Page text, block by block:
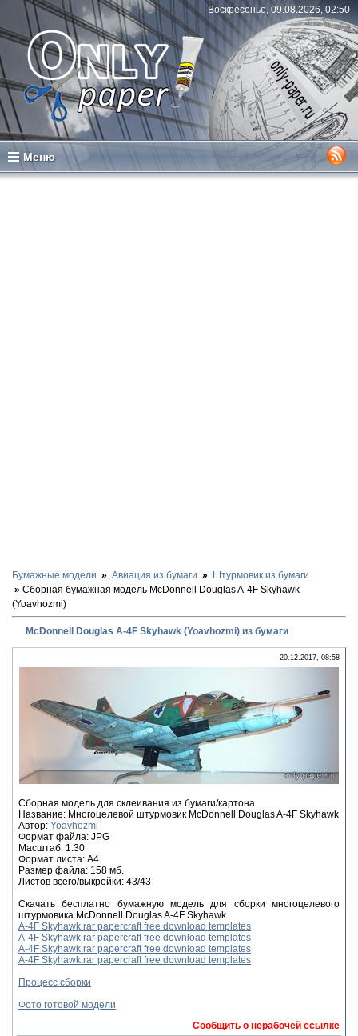
Воскресенье, 09.08.2026, 02:50
Меню
Бумажные модели Авиация из бумаги
Штурмовик из бумаги
Сборная бумажная модель McDonnell Douglas A-4F Skyhawk
(Yoavhozmi)
McDonnell Douglas A-4F Skyhawk (Yoavhozmi) из бумаги
20.12.2017, 08:58
Сборная модель для склеивания из бумаги/картона
Название: Многоцелевой штурмовик McDonnell Douglas A-4F Skyhawk
Автор: Yoavhozmi
Формат файла: JPG
Масштаб: 1:30
Формат листа: А4
Размер файла: 158 мб.
Листов всего/выкройки: 43/43
Скачать бесплатно бумажную модель для сборки многоцелевого
штурмовика McDonnell Douglas A-4F Skyhawk
A-4F Skyhawk.rar papercraft free download templates
A-4F Skyhawk.rar papercraft free download templates
A-4F Skyhawk.rar papercraft free download templates
A-4F Skyhawk.rar papercraft free download templates
Процесс сборки
Фото готовой модели
Сообщить о нерабочей ссылке